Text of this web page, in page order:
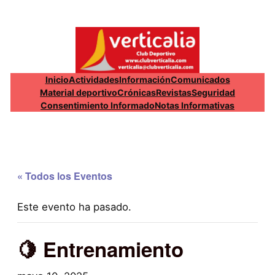
InicioActividadesInformaciónComunicados
Material deportivoCrónicasRevistasSeguridad
Consentimiento InformadoNotas Informativas
« Todos los Eventos
Este evento ha pasado.
🍋 Entrenamiento